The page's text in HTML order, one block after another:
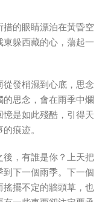
的眼睛漂泊在黃昏空
躲西藏的心，蕩起一
發梢濕到心底，思念
思念，會在雨季中爛
是如此殘酷，引得天
痕迹。
，有誰是你？上天把
下一個雨季。下一個
擺不定的牆頭草，也